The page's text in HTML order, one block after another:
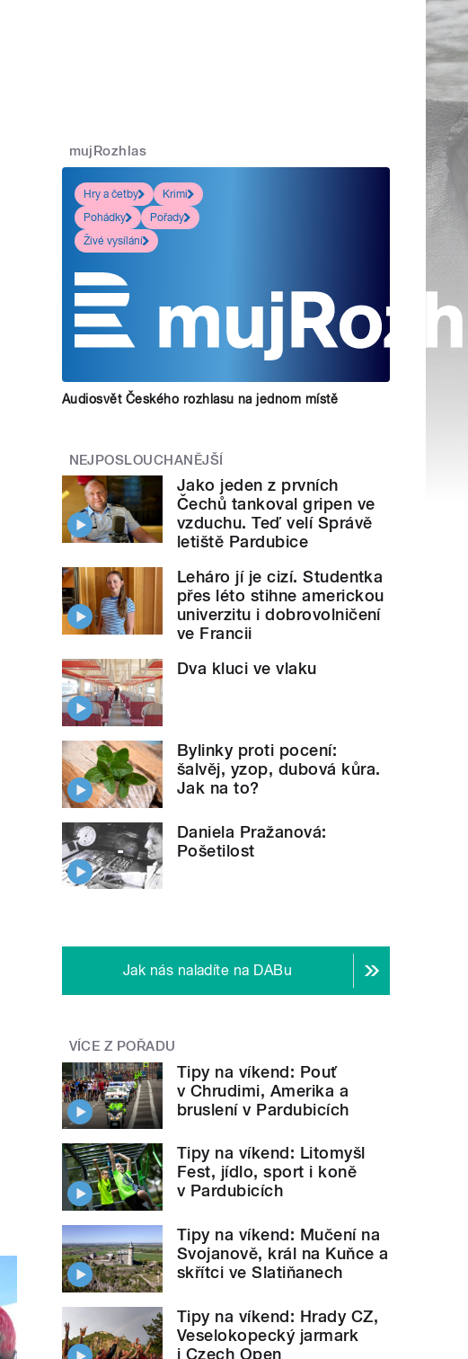
mujRozhlas
Hry a četby
Krimi
Pohádky
Pořady
Živé vysílání
Audiosvět Českého rozhlasu na jednom místě
NEJPOSLOUCHANĚJŠÍ
Jako jeden z prvních
Čechů tankoval gripen ve
vzduchu. Teď velí Správě
letiště Pardubice
Leháro jí je cizí. Studentka
přes léto stihne americkou
univerzitu i dobrovolničení
ve Francii
Dva kluci ve vlaku
Bylinky proti pocení:
šalvěj, yzop, dubová kůra.
Jak na to?
Daniela Pražanová:
Pošetilost
Jak nás naladíte na DABu
VÍCE Z POŘADU
Tipy na víkend: Pouť
v Chrudimi, Amerika a
bruslení v Pardubicích
Tipy na víkend: Litomyšl
Fest, jídlo, sport i koně
v Pardubicích
Tipy na víkend: Mučení na
Svojanově, král na Kuňce a
skřítci ve Slatiňanech
Tipy na víkend: Hrady CZ,
Veselokopecký jarmark
i Czech Open